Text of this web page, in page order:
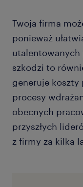
Twoja firma
ponieważ
utalentowanych
szkodzi to
generuje koszty
procesy
obecnych
przyszłych
z firmy za kilka